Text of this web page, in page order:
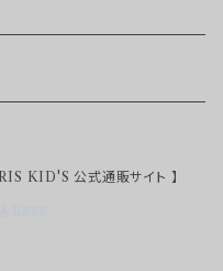
KID'S 公式通販サイト 】